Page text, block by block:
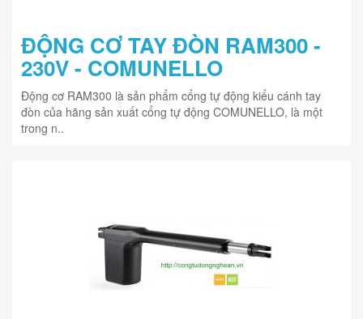
ĐỘNG CƠ TAY ĐÒN RAM300 -
230V - COMUNELLO
Động cơ RAM300 là sản phẩm cổng tự động kiểu cánh tay
đòn của hãng sản xuất cổng tự động COMUNELLO, là một
trong n..